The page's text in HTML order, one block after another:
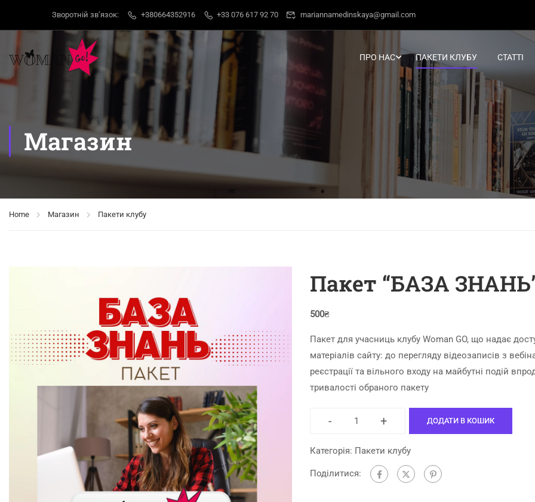
Зворотній звʼязок: +380664352916 +33 076 617 92 70 mariannamedinskaya@gmail.com
ПРО НАС ПАКЕТИ КЛУБУ СТАТТІ
Магазин
Home Магазин Пакети клубу
Пакет “БАЗА
500₴
Пакет для учасниць клубу Woman GO, що надає
матеріалів сайту: до перегляду відеозаписів з
реєстрації та вільного входу на майбутні подій
тривалості обраного пакету
- + ДОДАТИ В КОШИК
Категорія: Пакети клубу
Поділитися: